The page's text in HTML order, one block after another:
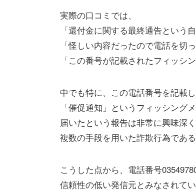
実際の口コミでは、
「還付金に関する最終通告という
「怪しい内容だったので電話を切っ
「この番号が記載されたフィッシ
中でも特に、この電話番号を記載
「催促通知」というフィッシング
届いたという報告は非常に興味深く
複数の手段を用いた詐欺行為であ
こうした点から、電話番号
信頼性の低い発信元とみなされてい